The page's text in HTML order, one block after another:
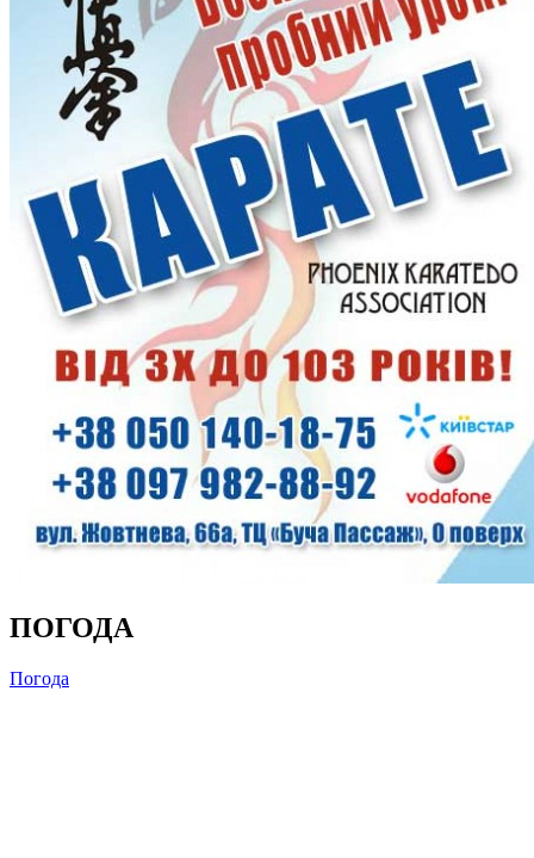
ПОГОДА
Погода